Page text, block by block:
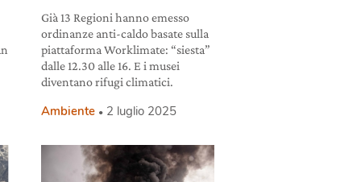
Già 13 Regioni hanno emesso
ordinanze anti-caldo basate sulla
piattaforma Worklimate: “siesta”
dalle 12.30 alle 16. E i musei
diventano rifugi climatici.
Ambiente 2 luglio 2025